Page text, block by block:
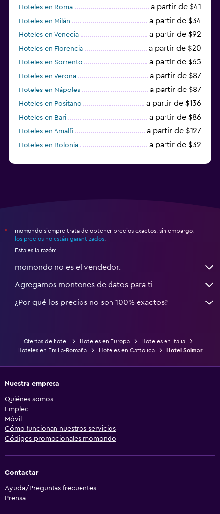
Hoteles en Roma a partir de $41
Hoteles en Milán a partir de $34
Hoteles en Venecia a partir de $92
Hoteles en Florencia a partir de $20
Hoteles en Sorrento a partir de $65
Hoteles en Verona a partir de $87
Hoteles en Nápoles a partir de $87
Hoteles en Positano a partir de $136
Hoteles en Bari a partir de $86
Hoteles en Amalfi a partir de $127
Hoteles en Bolonia a partir de $32
*
momondo siempre trata de obtener precios exactos, sin embargo,
los precios no están garantizados
Esta es la razón:
momondo no es el vendedor.
Agregamos montones de datos para ti
¿Por qué los precios no son 100% exactos?
Ofertas de hotel Hoteles en Europa
Hoteles en Italia
Hoteles en Emilia-Romaña
Hoteles en Cattolica Hotel Solmar
Nuestra empresa
Quiénes somos
Empleo
Móvil
Cómo funcionan nuestros servicios
Códigos promocionales momondo
Contactar
Ayuda/Preguntas frecuentes
Prensa